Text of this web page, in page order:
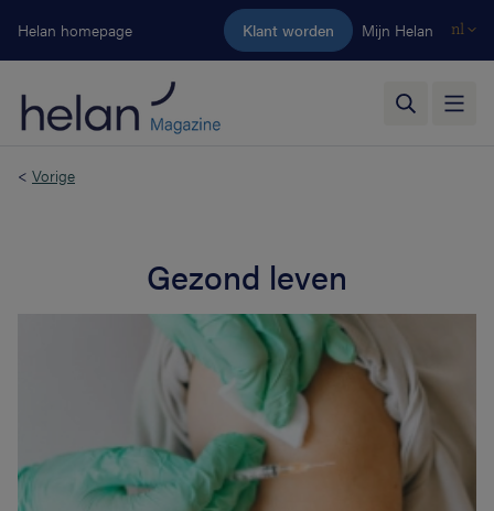
Ga naar de hoofdinhoud
Helan homepage Klant worden Mijn Helan nl
< Vorige
Gezond leven